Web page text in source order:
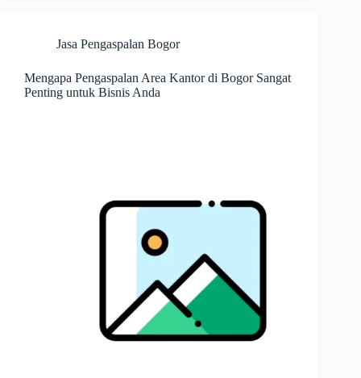
Jasa Pengaspalan Bogor
Mengapa Pengaspalan Area Kantor di Bogor Sangat
Penting untuk Bisnis Anda